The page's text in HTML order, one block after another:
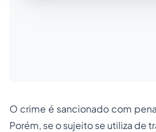
O crime é sancionado com
Porém, se o sujeito se utiliza de